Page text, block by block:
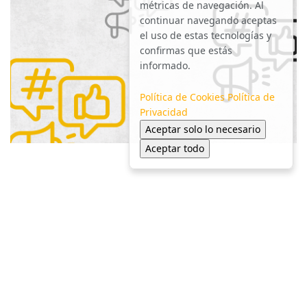
métricas de navegación. Al
continuar navegando aceptas
el uso de estas tecnologías y
confirmas que estás
informado.
Política de Cookies Política de
Privacidad
Aceptar solo lo necesario
Aceptar todo